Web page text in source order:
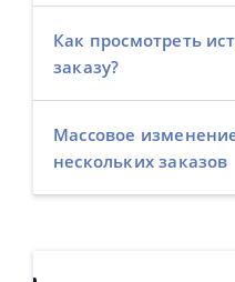
Как просмотреть
заказу?
Массовое
нескольких заказов